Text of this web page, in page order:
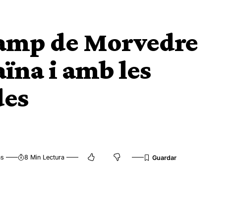
de Morvedre
i amb les
8 Min Lectura